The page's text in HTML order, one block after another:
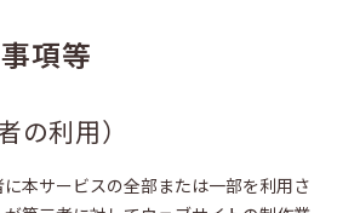
項等
利用）
本サービスの全部または一部を利用さ